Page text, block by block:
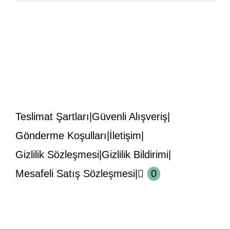
Teslimat Şartları Güvenli Alışveriş
Gönderme Koşulları İletişim
Gizlilik Sözleşmesi Gizlilik Bildirimi
Mesafeli Satış Sözleşmesi
0